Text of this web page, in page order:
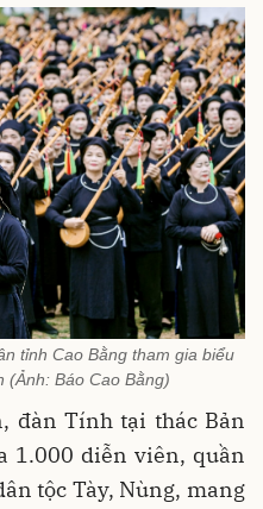
tỉnh Cao Bằng tham gia biểu
(Ảnh: Báo Cao Bằng)
đàn Tính tại thác Bản
1.000 diễn viên, quần
tộc Tày, Nùng, mang